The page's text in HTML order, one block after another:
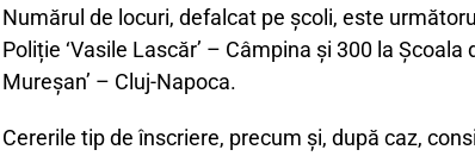
Numărul de locuri, defalcat pe școli, este
Poliție ‘Vasile Lascăr’ – Câmpina și 300 la
Mureșan’ – Cluj-Napoca.
Cererile tip de înscriere, precum și, după caz,